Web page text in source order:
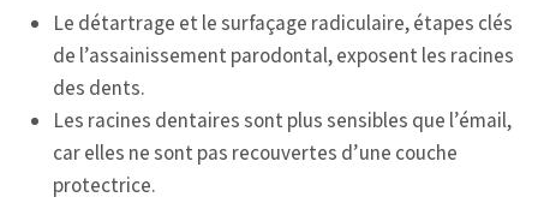
Le détartrage et le surfaçage radiculaire, étapes clés
de l’assainissement parodontal, exposent les racines
des dents.
Les racines dentaires sont plus sensibles que l’émail,
car elles ne sont pas recouvertes d’une couche
protectrice.